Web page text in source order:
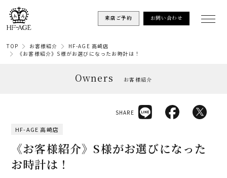
来店ご予約 お問い合わせ
TOP お客様紹介
HF-AGE 高崎店
《お客様紹介》S様がお選びになったお時計は！
Owners お客様紹介
HF-AGE 高崎店
《お客様紹介》S様がお選びになった
お時計は！
SHARE